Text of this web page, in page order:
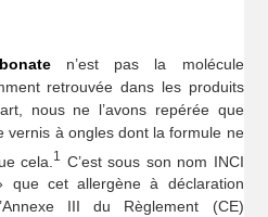
n’est pas la molécule
retrouvée dans les produits
nous ne l’avons repérée que
vernis à ongles dont la formule ne
cela. 1
C’est sous son nom INCI
que cet allergène à déclaration
III du Règlement (CE)